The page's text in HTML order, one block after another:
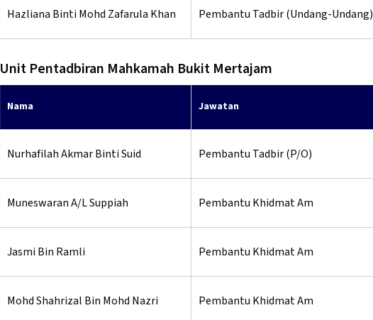
Hazliana Binti Mohd Zafarula Khan Pembantu Tadbir (Undang-Undang)
Unit Pentadbiran Mahkamah Bukit Mertajam
Nama Jawatan
Nurhafilah Akmar Binti Suid Pembantu Tadbir (P/O)
Muneswaran A/L Suppiah Pembantu Khidmat Am
Jasmi Bin Ramli Pembantu Khidmat Am
Mohd Shahrizal Bin Mohd Nazri Pembantu Khidmat Am